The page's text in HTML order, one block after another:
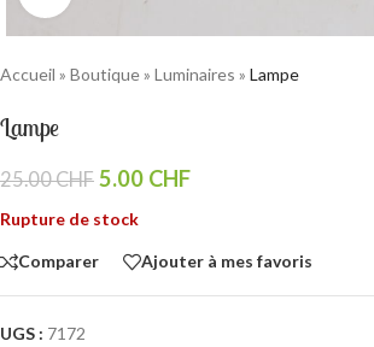
Accueil » Boutique» Luminaires » Lampe
Lampe
25.00CHF 5.00 CHF
Rupture de stock
Comparer Ajouter à mes favoris
UGS : 7172